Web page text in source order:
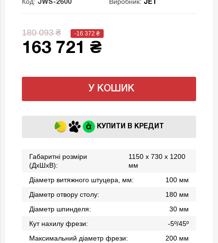
JWS-2600 JET
180 093 ₴ -16 372 ₴
163 721 ₴
У КОШИК
КУПИТИ В КРЕДИТ
Габаритні розміри
(ДхШхВ):
1150 х 730 х 1200
мм
Діаметр витяжного штуцера, мм:
100 мм
Діаметр отвору столу:
180 мм
Діаметр шпинделя:
30 мм
Кут нахилу фрези:
-5º/45º
Максимальний діаметр фрези:
200 мм